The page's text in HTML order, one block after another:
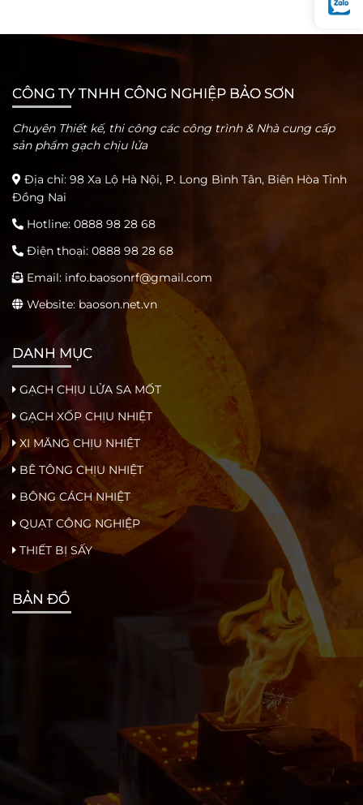
CÔNG TY TNHH CÔNG NGHIỆP BẢO SƠN
Chuyên Thiết kế, thi công các công trình & Nhà cung cấp
sản phẩm gạch chịu lửa
Địa chỉ: 98 Xa Lộ Hà Nội, P. Long Bình Tân, Biên Hòa Tỉnh
Đồng Nai
Hotline: 0888 98 28 68
Điện thoại: 0888 98 28 68
Email: info.baosonrf@gmail.com
Website: baoson.net.vn
DANH MỤC
GẠCH CHỊU LỬA SA MỐT
GẠCH XỐP CHỊU NHIỆT
XI MĂNG CHỊU NHIỆT
BÊ TÔNG CHỊU NHIỆT
BÔNG CÁCH NHIỆT
QUẠT CÔNG NGHIỆP
THIẾT BỊ SẤY
BẢN ĐỒ